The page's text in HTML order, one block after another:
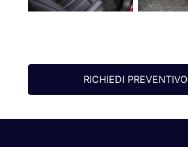
RICHIEDI PREVENTIVO